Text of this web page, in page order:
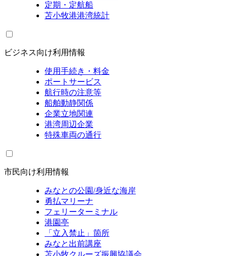
定期・定航船
苫小牧港港湾統計
ビジネス向け利用情報
使用手続き・料金
ポートサービス
航行時の注意等
船舶動静関係
企業立地関連
港湾周辺企業
特殊車両の通行
市民向け利用情報
みなとの公園/身近な海岸
勇払マリーナ
フェリーターミナル
港園亭
「立入禁止」箇所
みなと出前講座
苫小牧クルーズ振興協議会